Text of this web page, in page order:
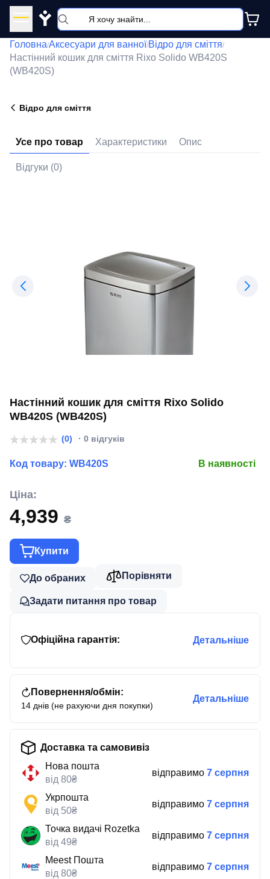
Y
Головна/Аксесуари для ванної/Відро для сміття/
Настінний кошик для сміття Rixo Solido WB420S
(WB420S)
Відро для сміття
Усе про товар Характеристики Опис
Відгуки (0)
Настінний кошик для сміття Rixo Solido
WB420S (WB420S)
(0) · 0 відгуків
Код товару: WB420S В наявності
Ціна:
4,939 ₴
Купити
До обраних Порівняти
Задати питання про товар
Офіційна гарантія: Детальніше
Повернення/обмін:
14 днів (не рахуючи дня покупки)
Детальніше
Доставка та самовивіз
Нова пошта
від 80₴
відправимо 7 серпня
Укрпошта
від 50₴
відправимо 7 серпня
Точка видачі Rozetka
від 49₴
відправимо 7 серпня
Meest Пошта
від 80₴
відправимо 7 серпня